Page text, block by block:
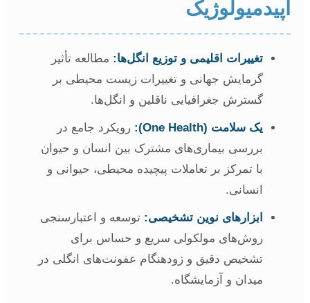
تغییرات اقلیمی و توزیع انگل‌ها:مطالعه تأثیر
گرمایش جهانی و تغییرات زیست محیطی بر
گسترش جغرافیایی ناقلین و انگل‌ها.
یک سلامت (One Health):
رویکرد جامع در
بررسی بیماری‌های مشترک بین انسان و حیوان
با تمرکز بر تعاملات پیچیده محیطی، حیوانی و
انسانی.
ابزارهای نوین تشخیصی:توسعه و اعتبارسنجی
روش‌های مولکولی سریع و حساس برای
تشخیص دقیق و زودهنگام عفونت‌های انگلی در
میدان و آزمایشگاه.